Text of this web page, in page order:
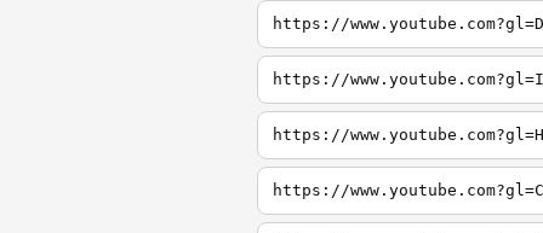
https://
https://
https://
https://